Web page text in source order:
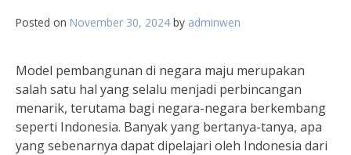
Posted on November 30, 2024 by adminwen
Model pembangunan di negara maju merupakan
salah satu hal yang selalu menjadi perbincangan
menarik, terutama bagi negara-negara berkembang
seperti Indonesia. Banyak yang bertanya-tanya, apa
yang sebenarnya dapat dipelajari oleh Indonesia dari